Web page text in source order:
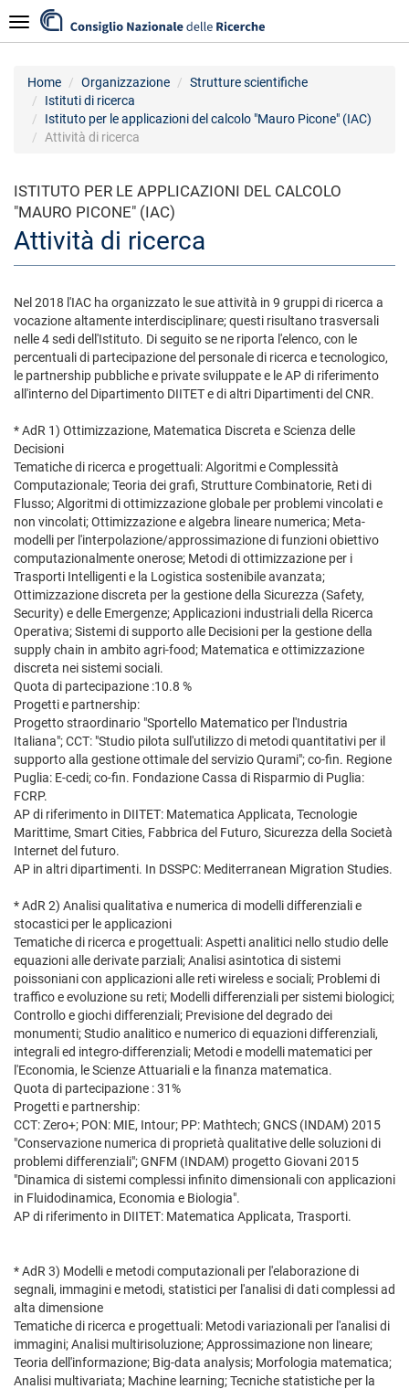
al
contenuto
Navigazione
Home Organizzazione
Strutture scientifiche
Istituti di ricerca
Istituto per le applicazioni del calcolo "Mauro Picone" (IAC)
Attività di ricerca
ISTITUTO PER LE APPLICAZIONI DEL CALCOLO
"MAURO PICONE" (IAC)
Attività di ricerca
Nel 2018 l'IAC ha organizzato le sue attività in 9 gruppi di ricerca a
vocazione altamente interdisciplinare; questi risultano trasversali
nelle 4 sedi dell'Istituto. Di seguito se ne riporta l'elenco, con le
percentuali di partecipazione del personale di ricerca e tecnologico,
le partnership pubbliche e private sviluppate e le AP di riferimento
all'interno del Dipartimento DIITET e di altri Dipartimenti del CNR.
* AdR 1) Ottimizzazione, Matematica Discreta e Scienza delle
Decisioni
Tematiche di ricerca e progettuali: Algoritmi e Complessità
Computazionale; Teoria dei grafi, Strutture Combinatorie, Reti di
Flusso; Algoritmi di ottimizzazione globale per problemi vincolati e
non vincolati; Ottimizzazione e algebra lineare numerica; Meta-
modelli per l'interpolazione/approssimazione di funzioni obiettivo
computazionalmente onerose; Metodi di ottimizzazione per i
Trasporti Intelligenti e la Logistica sostenibile avanzata;
Ottimizzazione discreta per la gestione della Sicurezza (Safety,
Security) e delle Emergenze; Applicazioni industriali della Ricerca
Operativa; Sistemi di supporto alle Decisioni per la gestione della
supply chain in ambito agri-food; Matematica e ottimizzazione
discreta nei sistemi sociali.
Quota di partecipazione :10.8 %
Progetti e partnership:
Progetto straordinario "Sportello Matematico per l'Industria
Italiana"; CCT: "Studio pilota sull'utilizzo di metodi quantitativi per il
supporto alla gestione ottimale del servizio Qurami"; co-fin. Regione
Puglia: E-cedi; co-fin. Fondazione Cassa di Risparmio di Puglia:
FCRP.
AP di riferimento in DIITET: Matematica Applicata, Tecnologie
Marittime, Smart Cities, Fabbrica del Futuro, Sicurezza della Società
Internet del futuro.
AP in altri dipartimenti. In DSSPC: Mediterranean Migration Studies.
* AdR 2) Analisi qualitativa e numerica di modelli differenziali e
stocastici per le applicazioni
Tematiche di ricerca e progettuali: Aspetti analitici nello studio delle
equazioni alle derivate parziali; Analisi asintotica di sistemi
poissoniani con applicazioni alle reti wireless e sociali; Problemi di
traffico e evoluzione su reti; Modelli differenziali per sistemi biologici;
Controllo e giochi differenziali; Previsione del degrado dei
monumenti; Studio analitico e numerico di equazioni differenziali,
integrali ed integro-differenziali; Metodi e modelli matematici per
l'Economia, le Scienze Attuariali e la finanza matematica.
Quota di partecipazione : 31%
Progetti e partnership:
CCT: Zero+; PON: MIE, Intour; PP: Mathtech; GNCS (INDAM) 2015
"Conservazione numerica di proprietà qualitative delle soluzioni di
problemi differenziali"; GNFM (INDAM) progetto Giovani 2015
"Dinamica di sistemi complessi infinito dimensionali con applicazioni
in Fluidodinamica, Economia e Biologia".
AP di riferimento in DIITET: Matematica Applicata, Trasporti.
* AdR 3) Modelli e metodi computazionali per l'elaborazione di
segnali, immagini e metodi, statistici per l'analisi di dati complessi ad
alta dimensione
Tematiche di ricerca e progettuali: Metodi variazionali per l'analisi di
immagini; Analisi multirisoluzione; Approssimazione non lineare;
Teoria dell'informazione; Big-data analysis; Morfologia matematica;
Analisi multivariata; Machine learning; Tecniche statistiche per la